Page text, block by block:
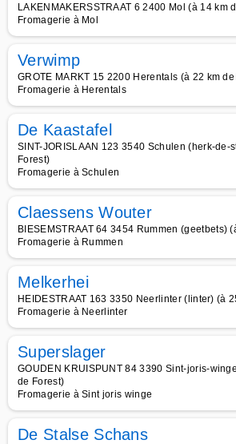
LAKENMAKERSSTRAAT 6 2400 Mol (à 14 km
Fromagerie à Mol
Verwimp
GROTE MARKT 15 2200 Herentals (à 22 km
Fromagerie à Herentals
De Kaastafel
SINT-JORISLAAN 123 3540 Schulen (herk-de-
Forest)
Fromagerie à Schulen
Claessens Wouter
BIESEMSTRAAT 64 3454 Rummen (geetbets)
Fromagerie à Rummen
Melkerhei
HEIDESTRAAT 163 3350 Neerlinter (linter) (à
Fromagerie à Neerlinter
Superslager
GOUDEN KRUISPUNT 84 3390 Sint-joris-
de Forest)
Fromagerie à Sint joris winge
De Stalse Schans